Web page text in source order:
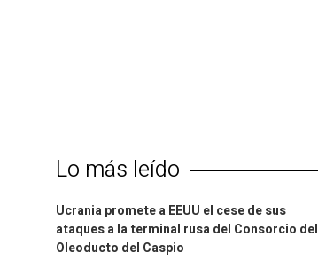
Lo más leído
Ucrania promete a EEUU el cese de sus
ataques a la terminal rusa del Consorcio del
Oleoducto del Caspio